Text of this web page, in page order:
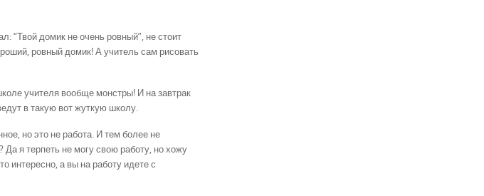
“Твой домик не очень ровный”, не стоит
ровный домик! А учитель сам рисовать
учителя вообще монстры! И на завтрак
в такую вот жуткую школу.
но это не работа. И тем более не
я терпеть не могу свою работу, но хожу
интересно, а вы на работу идете с